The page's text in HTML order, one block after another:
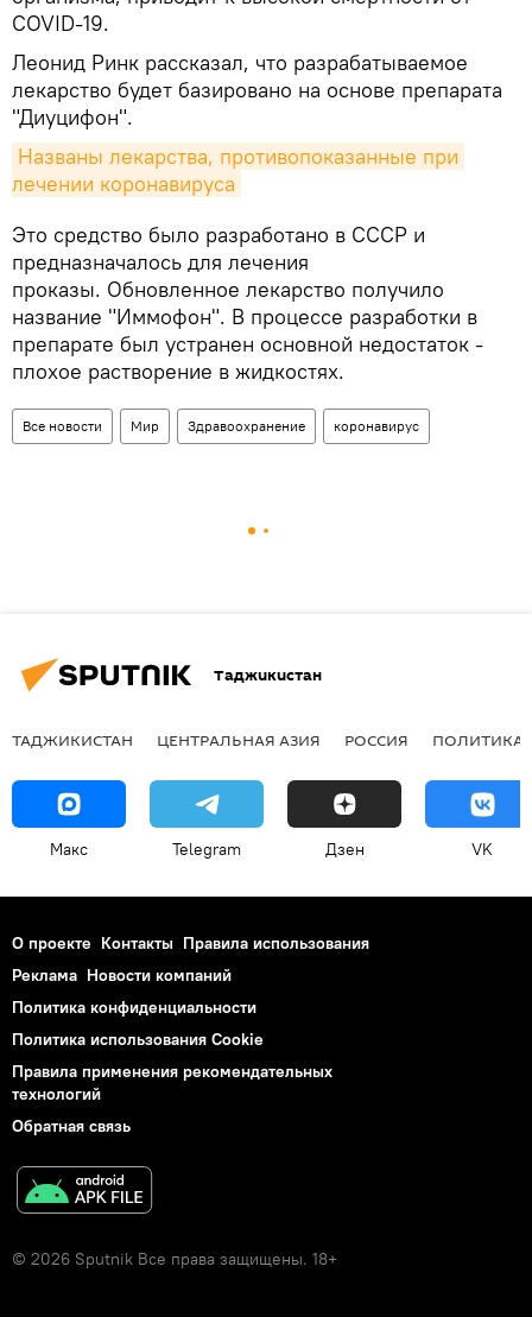
COVID-19.
Леонид Ринк рассказал, что разрабатываемое
лекарство будет базировано на основе препарата
"Диуцифон".
Названы лекарства, противопоказанные при
лечении коронавируса
Это средство было разработано в СССР и
предназначалось для лечения
проказы. Обновленное лекарство получило
название "Иммофон". В процессе разработки в
препарате был устранен основной недостаток -
плохое растворение в жидкостях.
Все новости Мир Здравоохранение коронавирус
Таджикистан
ТАДЖИКИСТАН ЦЕНТРАЛЬНАЯ АЗИЯ РОССИЯ ПОЛИТИКА
Макс Telegram Дзен VK
О проекте Контакты Правила использования
Реклама Новости компаний
Политика конфиденциальности
Политика использования Cookie
Правила применения рекомендательных
технологий
Обратная связь
© 2026 Sputnik Все права защищены. 18+